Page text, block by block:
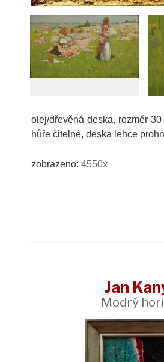
olej/dřevěná deska, rozměr
hůře čitelné, deska lehce
zobrazeno: 4550x
Jan
Modrý